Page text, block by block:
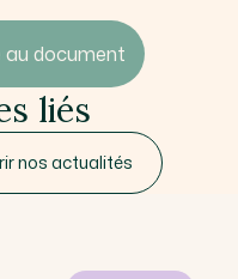
au document
liés
nos actualités